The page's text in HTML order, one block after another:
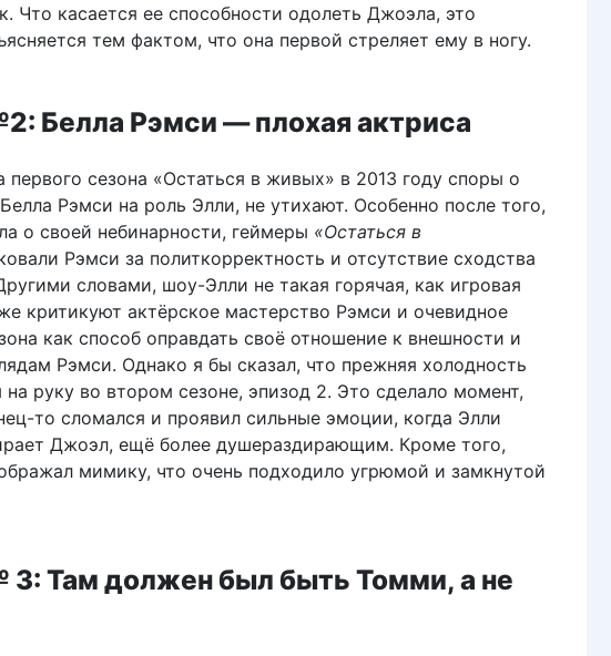
Что касается ее способности одолеть Джоэла, это
тем фактом, что она первой стреляет ему в ногу.
Белла Рэмси — плохая актриса
сезона «Остаться в живых» в 2013 году споры о
Рэмси на роль Элли, не утихают. Особенно после того,
о своей небинарности, геймеры «Остаться в
Рэмси за политкорректность и отсутствие сходства
словами, шоу-Элли не такая горячая, как игровая
критикуют актёрское мастерство Рэмси и очевидное
как способ оправдать своё отношение к внешности и
Рэмси. Однако я бы сказал, что прежняя холодность
руку во втором сезоне, эпизод 2. Это сделало момент,
то сломался и проявил сильные эмоции, когда Элли
Джоэл, ещё более душераздирающим. Кроме того,
мимику, что очень подходило угрюмой и замкнутой
Там должен был быть Томми, а не